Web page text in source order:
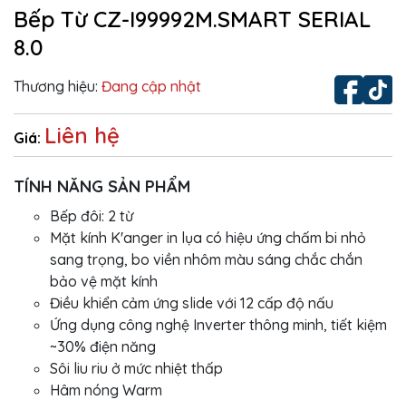
Bếp Từ CZ-I99992M.SMART SERIAL
8.0
Thương hiệu: Đang cập nhật
Giá: Liên hệ
TÍNH NĂNG SẢN PHẨM
Bếp đôi: 2 từ
Mặt kính K'anger in lụa có hiệu ứng chấm bi nhỏ
sang trọng, bo viền nhôm màu sáng chắc chắn
bảo vệ mặt kính
Điều khiển cảm ứng slide với 12 cấp độ nấu
Ứng dụng công nghệ Inverter thông minh, tiết kiệm
~30% điện năng
Sôi liu riu ở mức nhiệt thấp
Hâm nóng Warm